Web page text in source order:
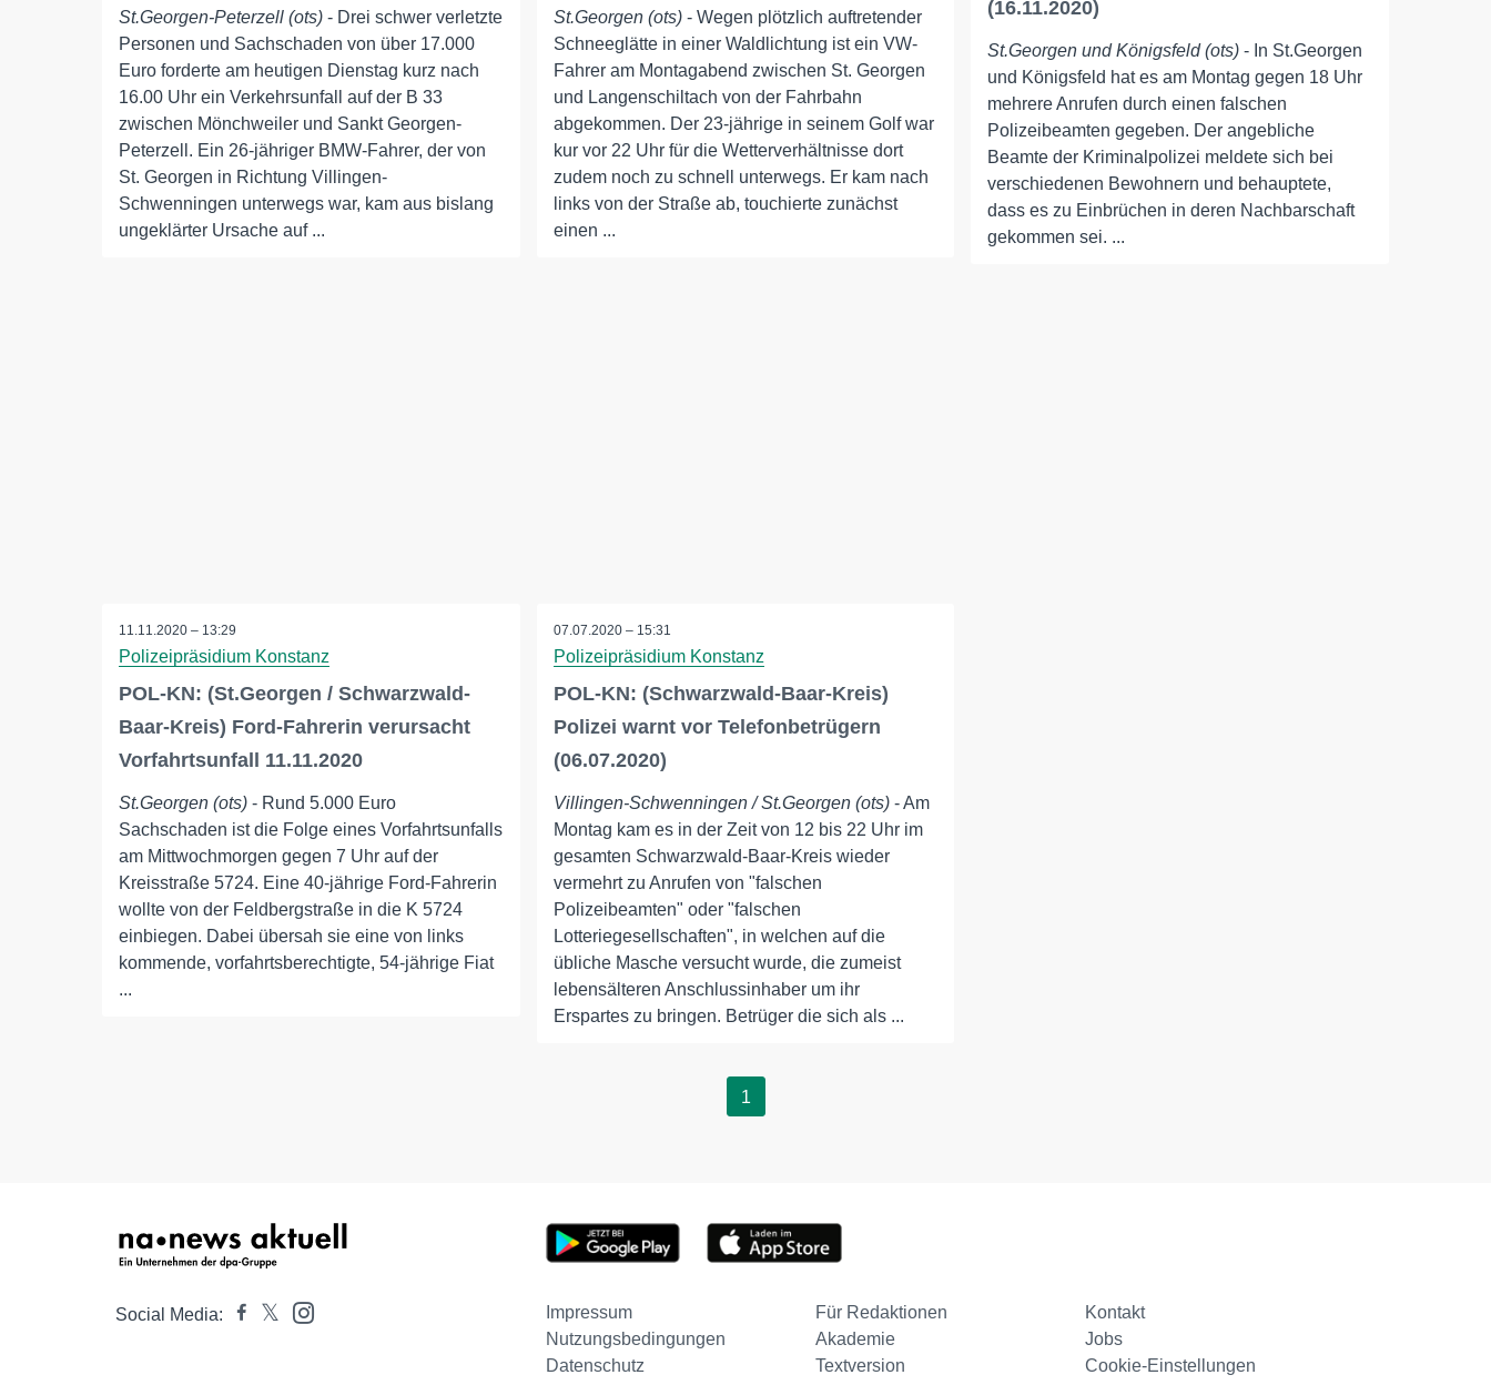
St.Georgen-Peterzell (ots) - Drei schwer verletzte
Personen und Sachschaden von über 17.000
Euro forderte am heutigen Dienstag kurz nach
16.00 Uhr ein Verkehrsunfall auf der B 33
zwischen Mönchweiler und Sankt Georgen-
Peterzell. Ein 26-jähriger BMW-Fahrer, der von
St. Georgen in Richtung Villingen-
Schwenningen unterwegs war, kam aus bislang
ungeklärter Ursache auf ...
St.Georgen (ots)- Wegen plötzlich auftretender
Schneeglätte in einer Waldlichtung ist ein VW-
Fahrer am Montagabend zwischen St. Georgen
und Langenschiltach von der Fahrbahn
abgekommen. Der 23-jährige in seinem Golf war
kur vor 22 Uhr für die Wetterverhältnisse dort
zudem noch zu schnell unterwegs. Er kam nach
links von der Straße ab, touchierte zunächst
einen ...
(16.11.2020)
St.Georgen und Königsfeld (ots) - In St.Georgen
und Königsfeld hat es am Montag gegen 18 Uhr
mehrere Anrufen durch einen falschen
Polizeibeamten gegeben. Der angebliche
Beamte der Kriminalpolizei meldete sich bei
verschiedenen Bewohnern und behauptete,
dass es zu Einbrüchen in deren Nachbarschaft
gekommen sei. ...
11.11.2020 – 13:29
Polizeipräsidium Konstanz
POL-KN: (St.Georgen / Schwarzwald-
Baar-Kreis) Ford-Fahrerin verursacht
Vorfahrtsunfall 11.11.2020
St.Georgen (ots) - Rund 5.000 Euro
Sachschaden ist die Folge eines Vorfahrtsunfalls
am Mittwochmorgen gegen 7 Uhr auf der
Kreisstraße 5724. Eine 40-jährige Ford-Fahrerin
wollte von der Feldbergstraße in die K 5724
einbiegen. Dabei übersah sie eine von links
kommende, vorfahrtsberechtigte, 54-jährige Fiat
...
07.07.2020 – 15:31
Polizeipräsidium Konstanz
POL-KN: (Schwarzwald-Baar-Kreis)
Polizei warnt vor Telefonbetrügern
(06.07.2020)
Villingen-Schwenningen / St.Georgen (ots)- Am
Montag kam es in der Zeit von 12 bis 22 Uhr im
gesamten Schwarzwald-Baar-Kreis wieder
vermehrt zu Anrufen von "falschen
Polizeibeamten" oder "falschen
Lotteriegesellschaften", in welchen auf die
übliche Masche versucht wurde, die zumeist
lebensälteren Anschlussinhaber um ihr
Erspartes zu bringen. Betrüger die sich als ...
1
Social Media: Impressum Für Redaktionen
Kontakt
Nutzungsbedingungen
Akademie
Jobs
Datenschutz
Textversion
Cookie-Einstellungen